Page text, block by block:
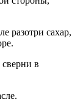
разотри сахар,
в